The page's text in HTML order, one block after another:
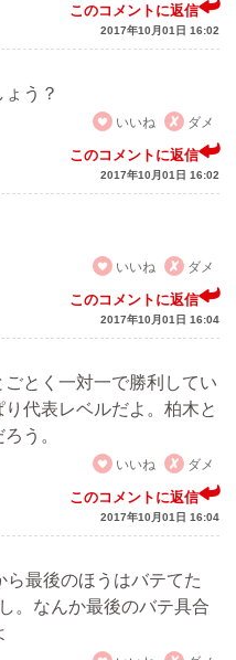
このコメントに返信
2017年10月01日 16:02
う？
いいね
ダメ
このコメントに返信
2017年10月01日 16:02
いいね
ダメ
このコメントに返信
2017年10月01日 16:04
とく一対一で勝利してい
代表レベルだよ。柏木と
う。
いいね
ダメ
このコメントに返信
2017年10月01日 16:04
最後のほうはバテてた
。なんか最後のバテ具合